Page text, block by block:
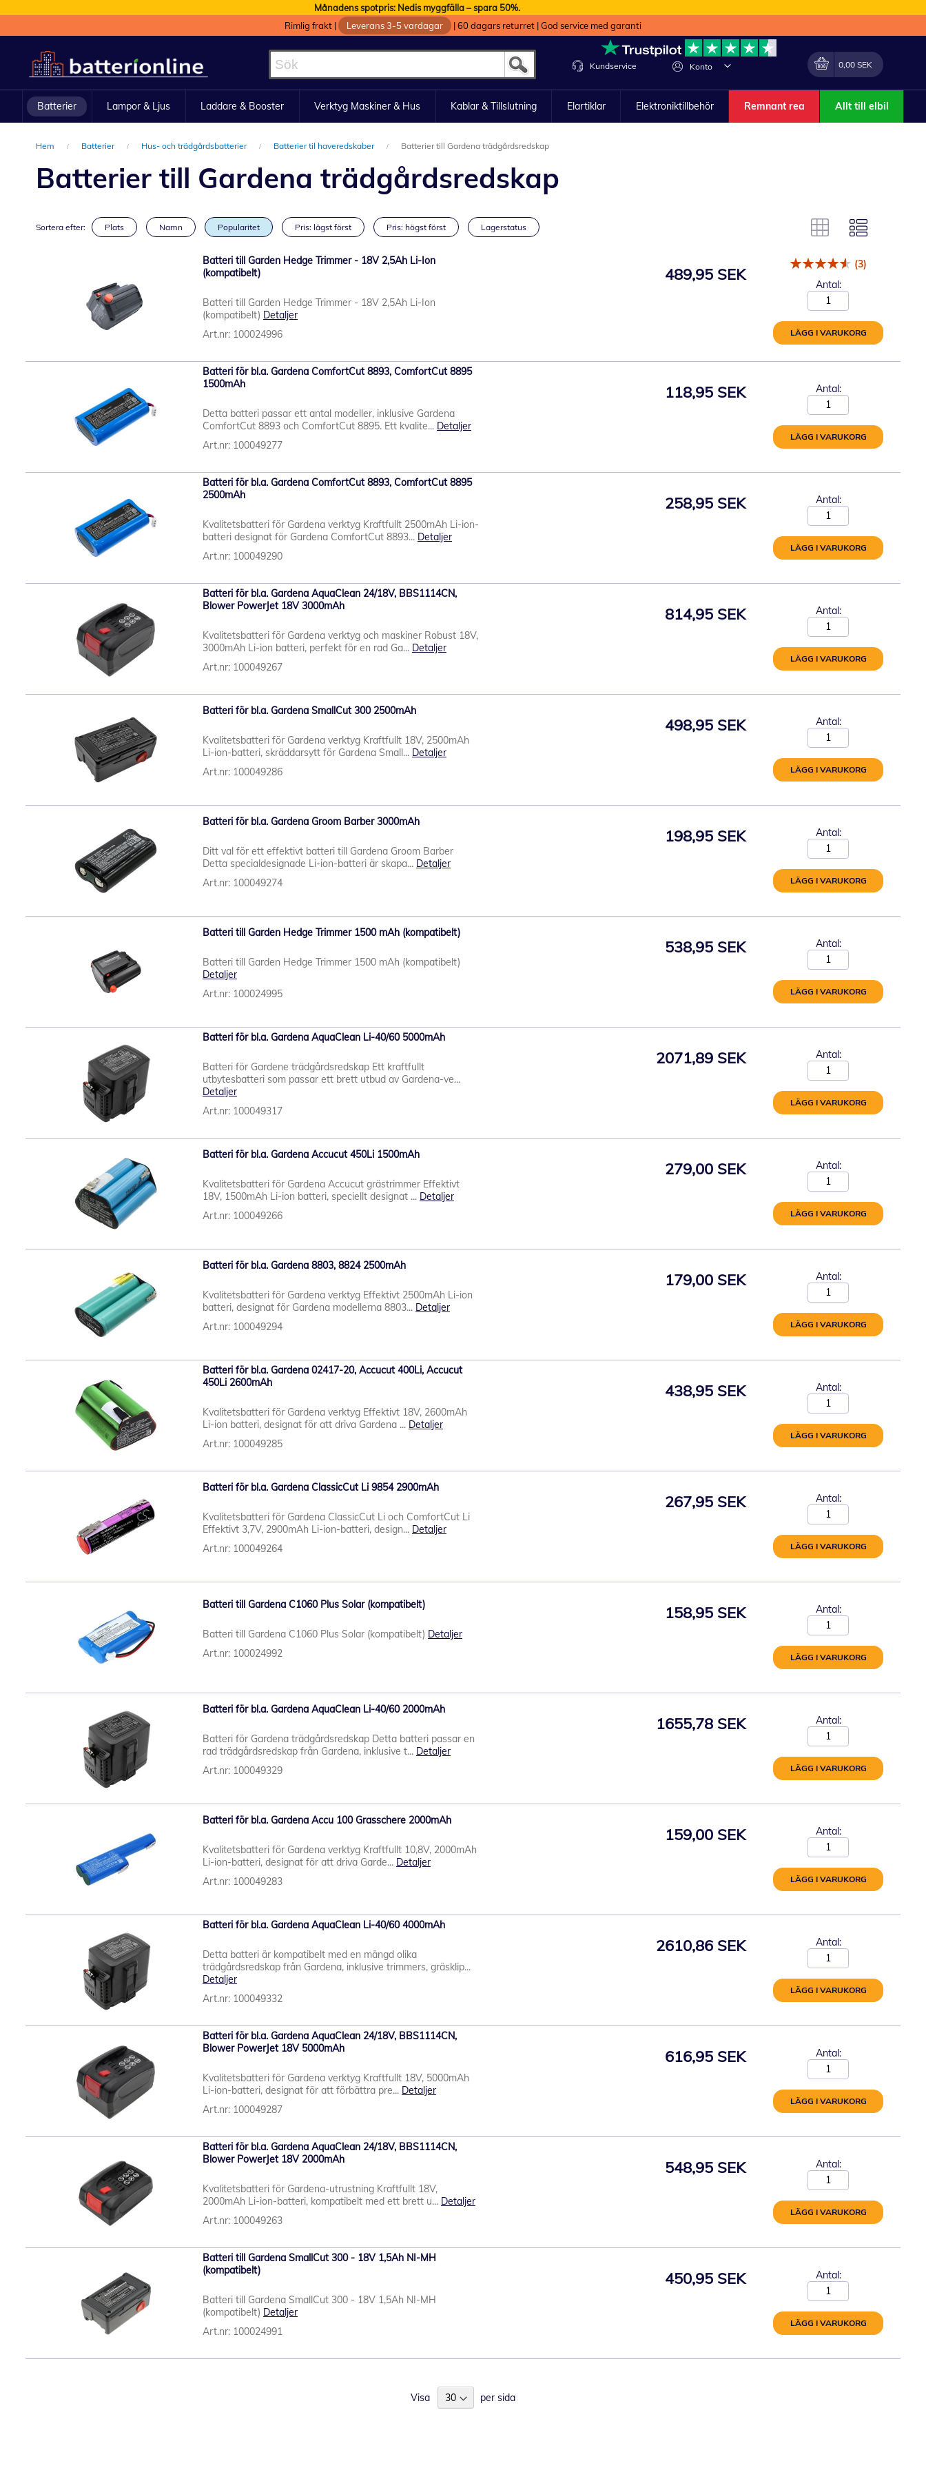
Månadens spotpris: Nedis myggfälla – spara 50%.
Rimlig frakt | Leverans 3-5 vardagar |60 dagars returret |God service med garanti
till
innehållet
Konto Förändra
Min kundvagn
0,00 SEK
Kundservice
Batterier Lampor & Ljus Laddare & Booster Verktyg Maskiner & Hus Kablar & Tillslutning Elartiklar Elektroniktillbehör Remnant rea Allt till elbil
Hem Batterier Hus- och trädgårdsbatterier Batterier til haveredskaber Batterier till Gardena trädgårdsredskap
Batterier till Gardena trädgårdsredskap
Sortera efter: Plats Namn Popularitet Pris: lägst först Pris: högst först Lagerstatus
Batteri till Garden Hedge Trimmer - 18V 2,5Ah Li-Ion
(kompatibelt)
Batteri till Garden Hedge Trimmer - 18V 2,5Ah Li-Ion
(kompatibelt) Detaljer
Art.nr: 100024996
489,95 SEK
(3)
Antal:
LÄGG I VARUKORG
Batteri för bl.a. Gardena ComfortCut 8893, ComfortCut 8895
1500mAh
Detta batteri passar ett antal modeller, inklusive Gardena
ComfortCut 8893 och ComfortCut 8895. Ett kvalite... Detaljer
Art.nr: 100049277
118,95 SEK Antal:
LÄGG I VARUKORG
Batteri för bl.a. Gardena ComfortCut 8893, ComfortCut 8895
2500mAh
Kvalitetsbatteri för Gardena verktyg Kraftfullt 2500mAh Li-ion-
batteri designat för Gardena ComfortCut 8893... Detaljer
Art.nr: 100049290
258,95 SEK Antal:
LÄGG I VARUKORG
Batteri för bl.a. Gardena AquaClean 24/18V, BBS1114CN,
Blower PowerJet 18V 3000mAh
Kvalitetsbatteri för Gardena verktyg och maskiner Robust 18V,
3000mAh Li-ion batteri, perfekt för en rad Ga... Detaljer
Art.nr: 100049267
814,95 SEK Antal:
LÄGG I VARUKORG
Batteri för bl.a. Gardena SmallCut 300 2500mAh
Kvalitetsbatteri för Gardena verktyg Kraftfullt 18V, 2500mAh
Li-ion-batteri, skräddarsytt för Gardena Small... Detaljer
Art.nr: 100049286
498,95 SEK Antal:
LÄGG I VARUKORG
Batteri för bl.a. Gardena Groom Barber 3000mAh
Ditt val för ett effektivt batteri till Gardena Groom Barber
Detta specialdesignade Li-ion-batteri är skapa... Detaljer
Art.nr: 100049274
198,95 SEK Antal:
LÄGG I VARUKORG
Batteri till Garden Hedge Trimmer 1500 mAh (kompatibelt)
Batteri till Garden Hedge Trimmer 1500 mAh (kompatibelt)
Detaljer
Art.nr: 100024995
538,95 SEK Antal:
LÄGG I VARUKORG
Batteri för bl.a. Gardena AquaClean Li-40/60 5000mAh
Batteri för Gardene trädgårdsredskap Ett kraftfullt
utbytesbatteri som passar ett brett utbud av Gardena-ve...
Detaljer
Art.nr: 100049317
2071,89 SEK Antal:
LÄGG I VARUKORG
Batteri för bl.a. Gardena Accucut 450Li 1500mAh
Kvalitetsbatteri för Gardena Accucut grästrimmer Effektivt
18V, 1500mAh Li-ion batteri, speciellt designat ... Detaljer
Art.nr: 100049266
279,00 SEK Antal:
LÄGG I VARUKORG
Batteri för bl.a. Gardena 8803, 8824 2500mAh
Kvalitetsbatteri för Gardena verktyg Effektivt 2500mAh Li-ion
batteri, designat för Gardena modellerna 8803... Detaljer
Art.nr: 100049294
179,00 SEK Antal:
LÄGG I VARUKORG
Batteri för bl.a. Gardena 02417-20, Accucut 400Li, Accucut
450Li 2600mAh
Kvalitetsbatteri för Gardena verktyg Effektivt 18V, 2600mAh
Li-ion batteri, designat för att driva Gardena ... Detaljer
Art.nr: 100049285
438,95 SEK Antal:
LÄGG I VARUKORG
Batteri för bl.a. Gardena ClassicCut Li 9854 2900mAh
Kvalitetsbatteri för Gardena ClassicCut Li och ComfortCut Li
Effektivt 3,7V, 2900mAh Li-ion-batteri, design... Detaljer
Art.nr: 100049264
267,95 SEK Antal:
LÄGG I VARUKORG
Batteri till Gardena C1060 Plus Solar (kompatibelt)
Batteri till Gardena C1060 Plus Solar (kompatibelt) Detaljer
Art.nr: 100024992
158,95 SEK Antal:
LÄGG I VARUKORG
Batteri för bl.a. Gardena AquaClean Li-40/60 2000mAh
Batteri för Gardena trädgårdsredskap Detta batteri passar en
rad trädgårdsredskap från Gardena, inklusive t... Detaljer
Art.nr: 100049329
1655,78 SEK Antal:
LÄGG I VARUKORG
Batteri för bl.a. Gardena Accu 100 Grasschere 2000mAh
Kvalitetsbatteri för Gardena verktyg Kraftfullt 10,8V, 2000mAh
Li-ion-batteri, designat för att driva Garde... Detaljer
Art.nr: 100049283
159,00 SEK Antal:
LÄGG I VARUKORG
Batteri för bl.a. Gardena AquaClean Li-40/60 4000mAh
Detta batteri är kompatibelt med en mängd olika
trädgårdsredskap från Gardena, inklusive trimmers, gräsklip...
Detaljer
Art.nr: 100049332
2610,86 SEK Antal:
LÄGG I VARUKORG
Batteri för bl.a. Gardena AquaClean 24/18V, BBS1114CN,
Blower PowerJet 18V 5000mAh
Kvalitetsbatteri för Gardena verktyg Kraftfullt 18V, 5000mAh
Li-ion-batteri, designat för att förbättra pre... Detaljer
Art.nr: 100049287
616,95 SEK Antal:
LÄGG I VARUKORG
Batteri för bl.a. Gardena AquaClean 24/18V, BBS1114CN,
Blower PowerJet 18V 2000mAh
Kvalitetsbatteri för Gardena-utrustning Kraftfullt 18V,
2000mAh Li-ion-batteri, kompatibelt med ett brett u... Detaljer
Art.nr: 100049263
548,95 SEK Antal:
LÄGG I VARUKORG
Batteri till Gardena SmallCut 300 - 18V 1,5Ah NI-MH
(kompatibelt)
Batteri till Gardena SmallCut 300 - 18V 1,5Ah NI-MH
(kompatibelt) Detaljer
Art.nr: 100024991
450,95 SEK Antal:
LÄGG I VARUKORG
Visa per sida